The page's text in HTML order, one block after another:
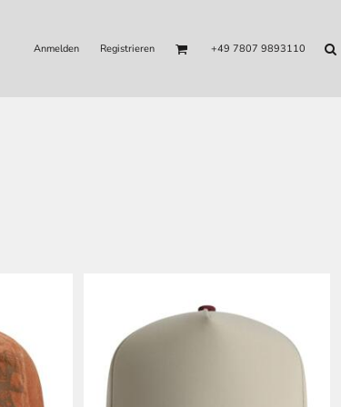
Anmelden Registrieren +49 7807 9893110